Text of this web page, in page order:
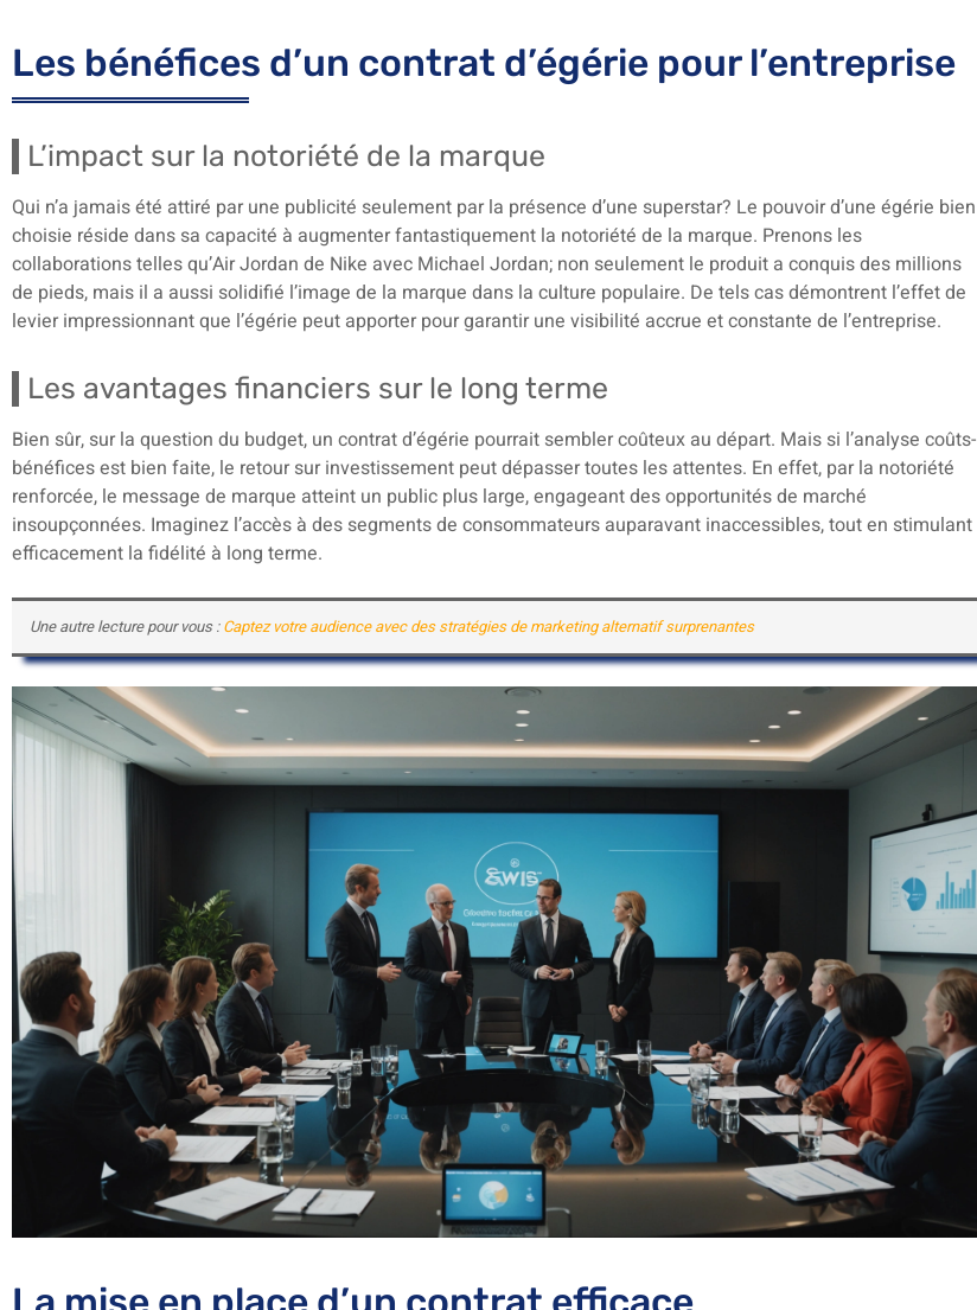
Les bénéfices d’un contrat d’égérie pour l’entreprise
L’impact sur la notoriété de la marque
Qui n’a jamais été attiré par une publicité seulement par la présence d’une superstar? Le pouvoir d’une égérie bien
choisie réside dans sa capacité à augmenter fantastiquement la notoriété de la marque. Prenons les
collaborations telles qu’Air Jordan de Nike avec Michael Jordan; non seulement le produit a conquis des millions
de pieds, mais il a aussi solidifié l’image de la marque dans la culture populaire. De tels cas démontrent l’effet de
levier impressionnant que l’égérie peut apporter pour garantir une visibilité accrue et constante de l’entreprise.
Les avantages financiers sur le long terme
Bien sûr, sur la question du budget, un contrat d’égérie pourrait sembler coûteux au départ. Mais si l’analyse coûts-
bénéfices est bien faite, le retour sur investissement peut dépasser toutes les attentes. En effet, par la notoriété
renforcée, le message de marque atteint un public plus large, engageant des opportunités de marché
insoupçonnées. Imaginez l’accès à des segments de consommateurs auparavant inaccessibles, tout en stimulant
efficacement la fidélité à long terme.
Une autre lecture pour vous :Captez votre audience avec des stratégies de marketing alternatif surprenantes